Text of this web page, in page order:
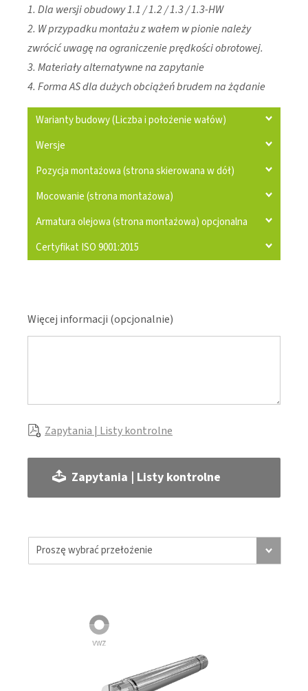
1. Dla wersji obudowy 1.1 / 1.2 / 1.3 / 1.3-HW
2. W przypadku montażu z wałem w pionie należy
zwrócić uwagę na ograniczenie prędkości obrotowej.
3. Materiały alternatywne na zapytanie
4. Forma AS dla dużych obciążeń brudem na żądanie
Warianty budowy (Liczba i położenie wałów)
Wersje
Pozycja montażowa (strona skierowana w dół)
Mocowanie (strona montażowa)
Armatura olejowa (strona montażowa) opcjonalna
Certyfikat ISO 9001:2015
Więcej informacji (opcjonalnie)
Zapytania | Listy kontrolne
Zapytania | Listy kontrolne